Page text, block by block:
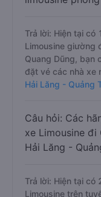
Trả lời: Hiện tại có
Limousine giường
Quang Dũng, bạn
đặt vé các nhà xe
Hải Lăng - Quảng
Câu hỏi: Các
xe Limousine
Hải Lăng -
Trả lời: Hiện tại có
Limousine trên